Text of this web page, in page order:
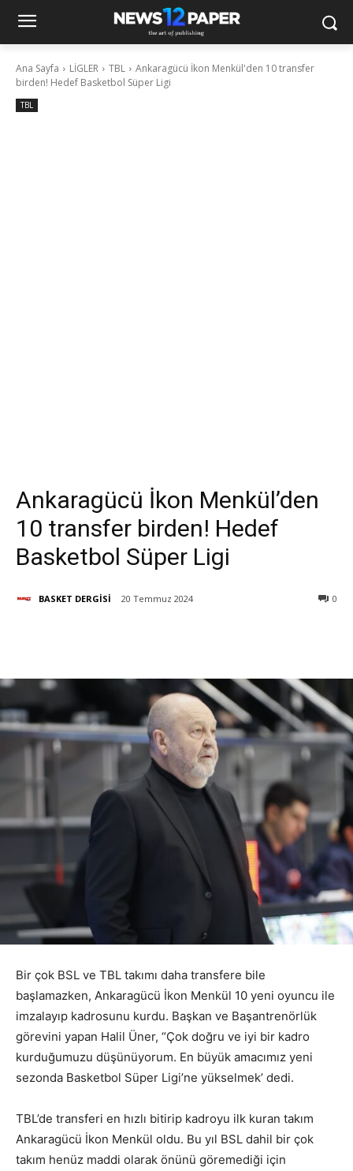
Ana Sayfa LİGLER TBL
Ankaragücü İkon Menkül'den 10 transfer
birden! Hedef Basketbol Süper Ligi
TBL
Ankaragücü İkon Menkül’den
10 transfer birden! Hedef
Basketbol Süper Ligi
BASKET DERGİSİ 20 Temmuz 2024 0
Bir çok BSL ve TBL takımı daha transfere bile
başlamazken, Ankaragücü İkon Menkül 10 yeni oyuncu ile
imzalayıp kadrosunu kurdu. Başkan ve Başantrenörlük
görevini yapan Halil Üner, “Çok doğru ve iyi bir kadro
kurduğumuzu düşünüyorum. En büyük amacımız yeni
sezonda Basketbol Süper Ligi’ne yükselmek’ dedi.
TBL’de transferi en hızlı bitirip kadroyu ilk kuran takım
Ankaragücü İkon Menkül oldu. Bu yıl BSL dahil bir çok
takım henüz maddi olarak önünü göremediği için